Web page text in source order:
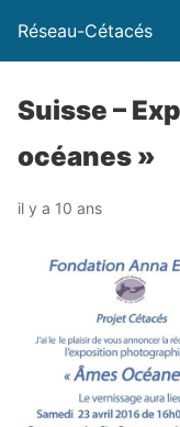
Réseau-Cétacés
Suisse –
océanes »
il y a 10 ans